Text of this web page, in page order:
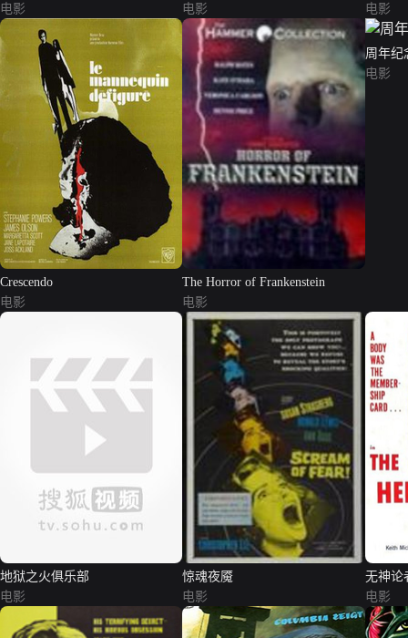
电影
电影
电影
Crescendo
电影
The Horror of Frankenstein
电影
周年纪
电影
地狱之火俱乐部
电影
惊魂夜魇
电影
无神论
电影